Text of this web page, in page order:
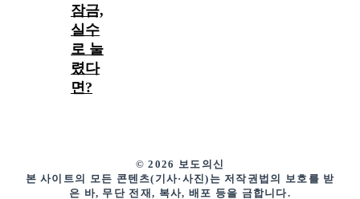
잠금,
실수
로 눌
렸다
면?
© 2026 보도의신
본 사이트의 모든 콘텐츠(기사·사진)는 저작권법의 보호를 받
은 바, 무단 전재, 복사, 배포 등을 금합니다.